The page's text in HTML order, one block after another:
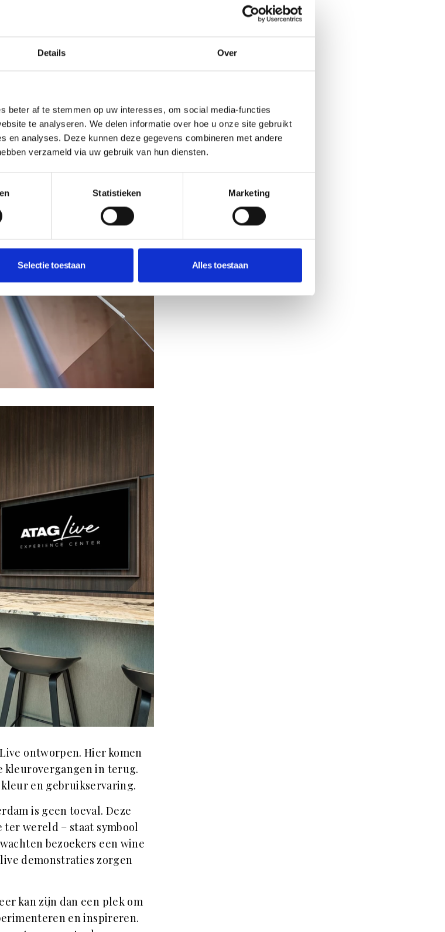
Details Over
beter af te stemmen op uw interesses, om social media-functies
te analyseren. We delen informatie over hoe u onze site gebruikt
en analyses. Deze kunnen deze gegevens combineren met andere
verzameld via uw gebruik van hun diensten.
Statistieken Marketing
Selectie toestaan Alles toestaan
niet alleen de aandacht
kunstwerk fungeert
ontworpen. Hier komen
kleurovergangen in terug.
en gebruikservaring.
is geen toeval. Deze
ter wereld – staat symbool
bezoekers een wine
demonstraties zorgen
kan zijn dan een plek om
en inspireren.